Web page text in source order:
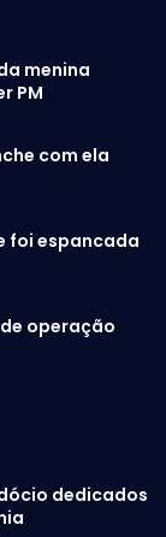
menina
PM
com ela
foi espancada
operação
dedicados